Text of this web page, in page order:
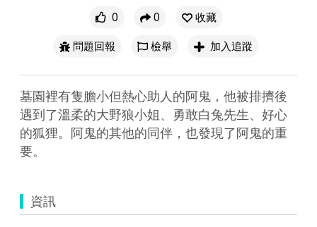
0 0
收藏
問題回報
檢舉 加入追蹤
墓園裡有隻膽小但熱心助人的阿鬼，他被排擠後
遇到了溫柔的大野狼小姐、勇敢白兔先生、好心
的狐狸。阿鬼的其他的同伴，也發現了阿鬼的重
要。
資訊